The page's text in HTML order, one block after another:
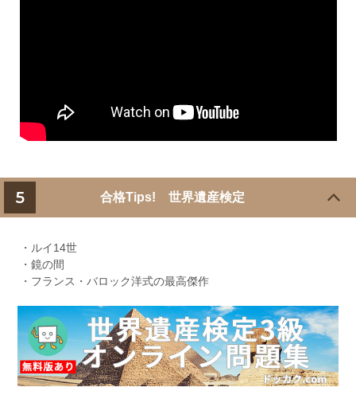
5 合格Tips! 世界遺産検定
・ルイ14世
・鏡の間
・フランス・バロック洋式の最高傑作